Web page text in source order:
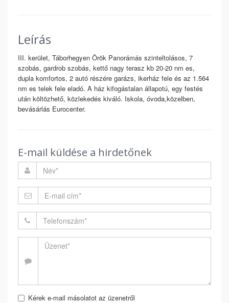
Leírás
III. kerület, Táborhegyen Örök Panorámás szinteltolásos, 7
szobás, gardrob szobás, kettő nagy terasz kb 20-20 nm es,
dupla komfortos, 2 autó részére garázs, ikerház fele és az 1.564
nm es telek fele eladó. A ház kifogástalan állapotú, egy festés
után költözhető, közlekedés kiváló. Iskola, óvoda,közelben,
bevásárlás Eurocenter.
E-mail küldése a hirdetőnek
Kérek e-mail másolatot az üzenetről